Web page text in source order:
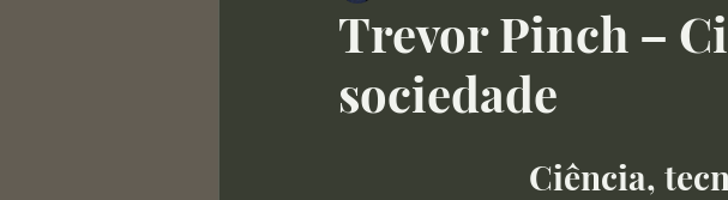
Trevor Pinch –
sociedade
Ciência,